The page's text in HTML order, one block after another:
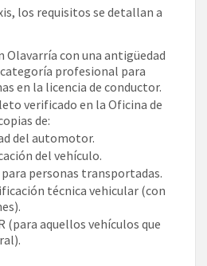
los requisitos se detallan a
Olavarría con una antigüedad
categoría profesional para
en la licencia de conductor.
verificado en la Oficina de
de:
del automotor.
del vehículo.
personas transportadas.
técnica vehicular (con
(para aquellos vehículos que